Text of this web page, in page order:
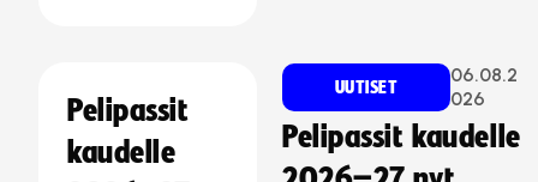
Pelipassit
kaudelle
UUTISET
06.08.2
026
Pelipassit kaudelle